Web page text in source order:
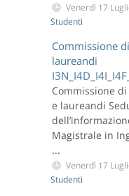
Venerdì 17
Studenti
Commissione
laureandi
Commissione
e laureandi
Magistrale in
...
Venerdì 17
Studenti